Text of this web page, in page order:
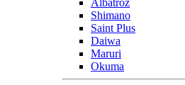
Albatroz
Shimano
Saint Plus
Daiwa
Maruri
Okuma